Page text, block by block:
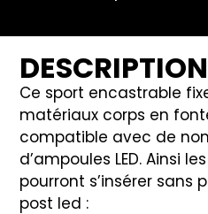
DESCRIPTION
Ce sport encastrable
matériaux corps en
compatible avec de
d’ampoules LED. Ainsi
pourront s’insérer sans
post led :